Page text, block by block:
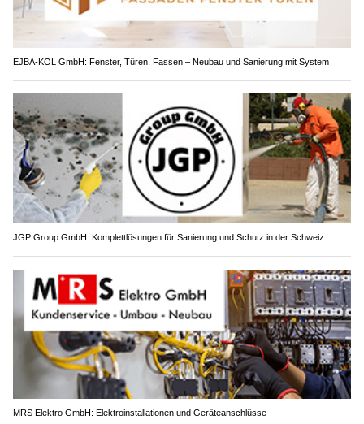
EJBA-KOL GmbH: Fenster, Türen, Fassen – Neubau und Sanierung mit System
JGP Group GmbH: Komplettlösungen für Sanierung und Schutz in der Schweiz
MRS Elektro GmbH: Elektroinstallationen und Geräteanschlüsse